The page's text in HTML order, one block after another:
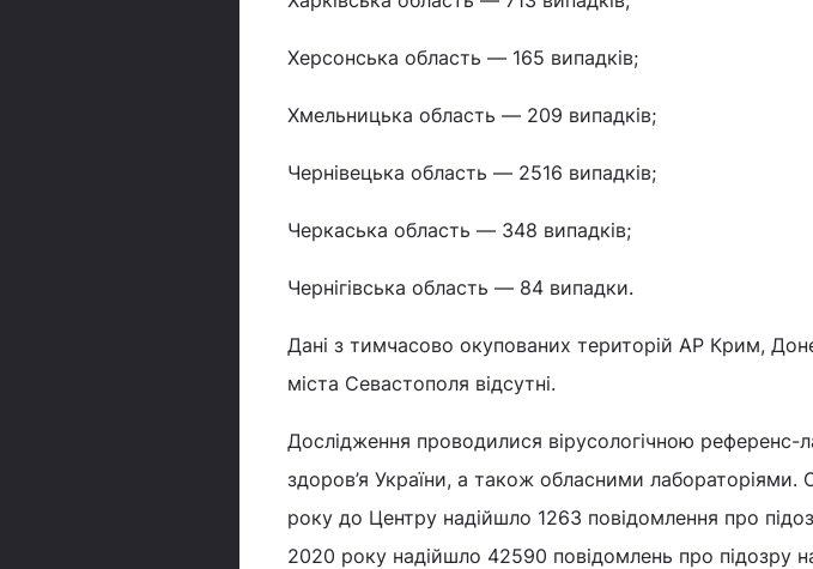
Херсонська область — 165 випадків;
Хмельницька область — 209 випадків;
Чернівецька область — 2516 випадків;
Черкаська область — 348 випадків;
Чернігівська область — 84 випадки.
Дані з тимчасово окупованих територій АР Крим,
міста Севастополя відсутні.
Дослідження проводилися вірусологічною референс-
здоров’я України, а також обласними
року до Центру надійшло 1263 повідомлення про
2020 року надійшло 42590 повідомлень про підозру